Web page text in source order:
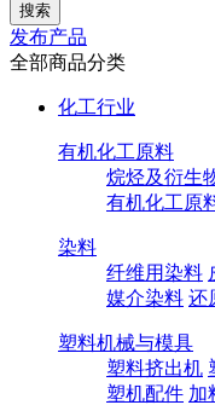
发布产品
全部商品分类
化工行业
有机化工原料
烷烃及衍生
有机化工原
染料
纤维用染料
媒介染料 还
塑料机械与模具
塑料挤出机
塑机配件 加